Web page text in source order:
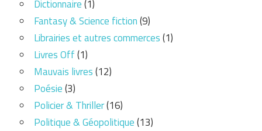
Dictionnaire(1)
Fantasy & Science fiction(9)
Librairies et autres commerces(1)
Livres Off(1)
Mauvais livres(12)
Poésie(3)
Policier & Thriller(16)
Politique & Géopolitique(13)